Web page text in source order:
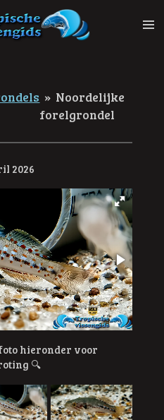
» Noordelijke
forelgrondel
2026
hieronder voor
🔍